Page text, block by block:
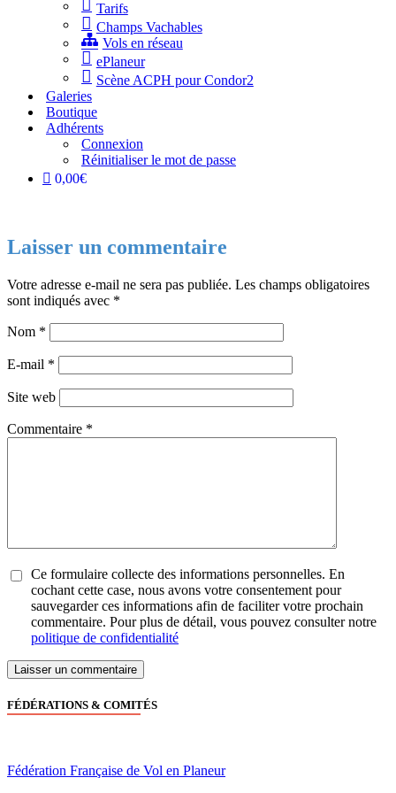
Tarifs
Champs Vachables
Vols en réseau
ePlaneur
Scène ACPH pour Condor2
Galeries
Boutique
Adhérents
Connexion
Réinitialiser le mot de passe
0,00€
Laisser un commentaire
Votre adresse e-mail ne sera pas publiée. Les champs obligatoires
sont indiqués avec *
Nom *
E-mail *
Site web
Commentaire *
Ce formulaire collecte des informations personnelles. En
cochant cette case, nous avons votre consentement pour
sauvegarder ces informations afin de faciliter votre prochain
commentaire. Pour plus de détail, vous pouvez consulter notre
politique de confidentialité
FÉDÉRATIONS & COMITÉS
Fédération Française de Vol en Planeur